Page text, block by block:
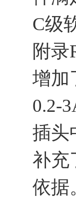
C级
附
增加
0.2-
插头
补充
依据